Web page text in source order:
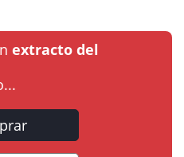
extracto del